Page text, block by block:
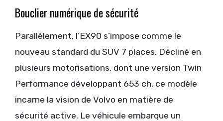
Bouclier numérique de sécurité
Parallèlement, l’EX90 s’impose comme le
nouveau standard du SUV 7 places. Décliné en
plusieurs motorisations, dont une version Twin
Performance développant 653 ch, ce modèle
incarne la vision de Volvo en matière de
sécurité active. Le véhicule embarque un